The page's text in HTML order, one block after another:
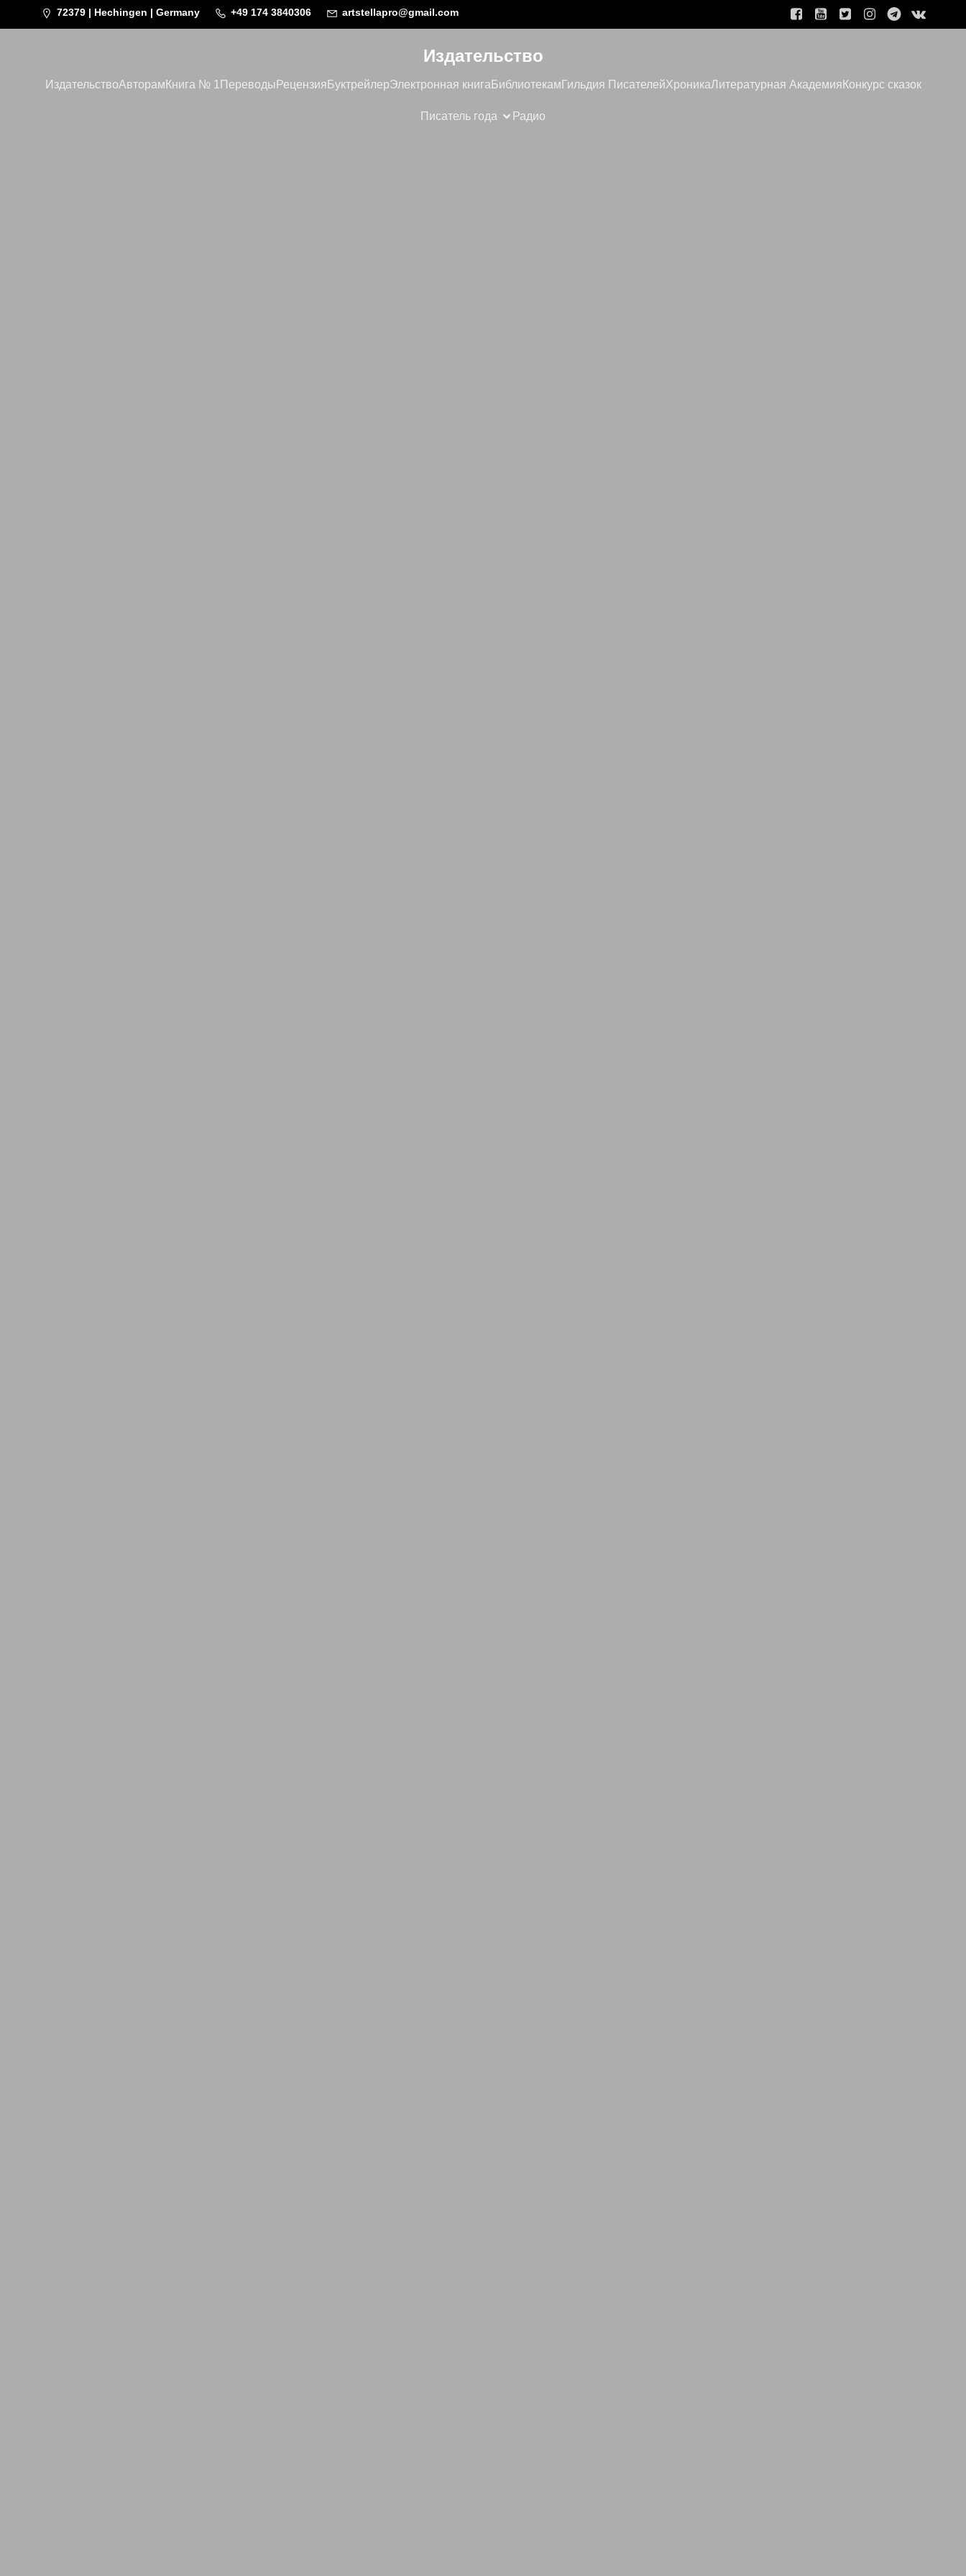
72379 | Hechingen | Germany +49 174 3840306 artstellapro@gmail.com
Издательство
ИздательствоАвторам Книга № 1 Переводы Рецензия БуктрейлерЭлектронная книга Библиотекам Гильдия ПисателейХроникаЛитературная Академия Конкурс сказок
Писатель года Радио